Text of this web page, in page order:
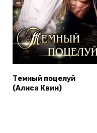
Темный поцелуй
(Алиса Квин)